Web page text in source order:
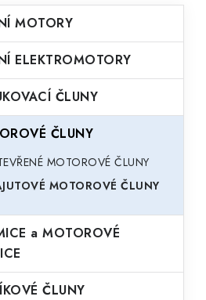
MOTORY
ELEKTROMOTORY
ČLUNY
ČLUNY
MOTOROVÉ ČLUNY
MOTOROVÉ ČLUNY
a MOTOROVÉ
ČLUNY